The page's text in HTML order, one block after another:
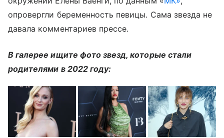
опровергли беременность певицы. Сама звезда не
давала комментариев прессе.
В галерее ищите фото звезд, которые стали
родителями в 2022 году: